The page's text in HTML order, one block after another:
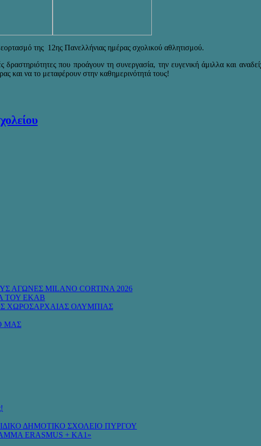
της 12ης Πανελλήνιας ημέρας σχολικού αθλητισμού.
δραστηριότητες που προάγουν τη συνεργασία, την ευγενική άμιλλα και
και να το μεταφέρουν στην καθημερινότητά τους!
ΑΓΩΝΕΣ MILANO CORTINA 2026
ΤΟΥ ΕΚΑΒ
ΧΩΡΟΣΑΡΧΑΙΑΣ ΟΛΥΜΠΙΑΣ
ΜΑΣ
ΔΗΜΟΤΙΚΟ ΣΧΟΛΕΙΟ ΠΥΡΓΟΥ
ERASMUS + KA1»